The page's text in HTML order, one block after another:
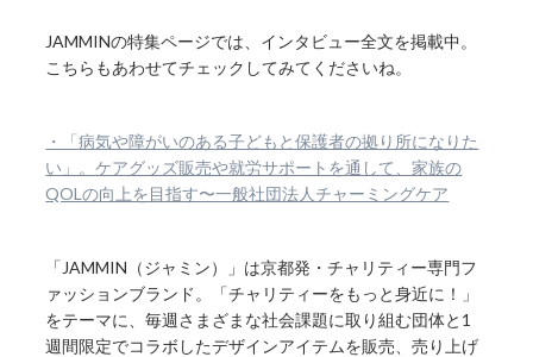
JAMMINの特集ページでは、インタビュー全文を掲載中。
こちらもあわせてチェックしてみてくださいね。
・「病気や障がいのある子どもと保護者の拠り所になりた
い」。ケアグッズ販売や就労サポートを通して、家族の
QOLの向上を目指す〜一般社団法人チャーミングケア
「JAMMIN（ジャミン）」は京都発・チャリティー専門フ
ァッションブランド。「チャリティーをもっと身近に！」
をテーマに、毎週さまざまな社会課題に取り組む団体と1
週間限定でコラボしたデザインアイテムを販売、売り上げ